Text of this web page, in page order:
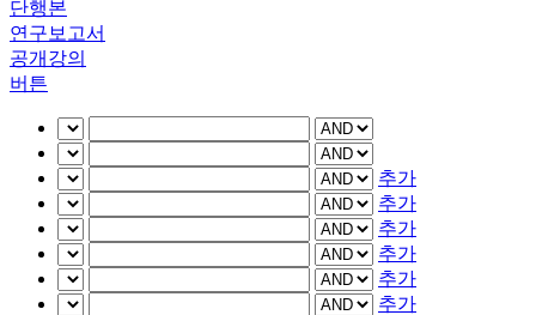
단행본
연구보고서
공개강의
버튼
추가
추가
추가
추가
추가
추가